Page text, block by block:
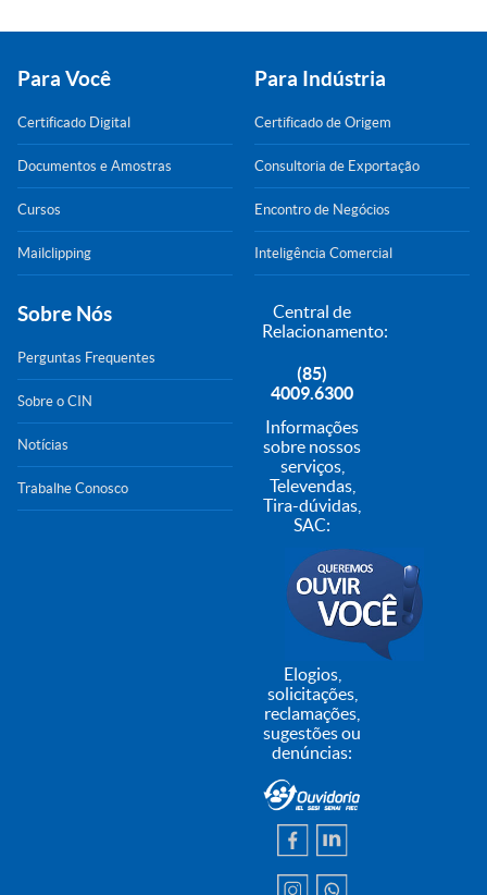
Para Você
Certificado Digital
Documentos e Amostras
Cursos
Mailclipping
Para Indústria
Certificado de Origem
Consultoria de Exportação
Encontro de Negócios
Inteligência Comercial
Sobre Nós
Perguntas Frequentes
Sobre o CIN
Notícias
Trabalhe Conosco
Central de
Relacionamento:
(85)
4009.6300
Informações
sobre nossos
serviços,
Televendas,
Tira-dúvidas,
SAC:
Elogios,
solicitações,
reclamações,
sugestões ou
denúncias: